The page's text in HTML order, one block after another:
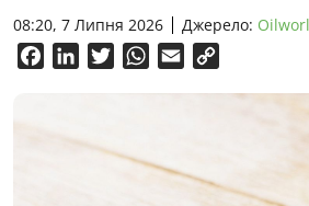
08:20, 7 Липня 2026 Джерело:
FacebookLinkedInTwitterWhatsApp
Email